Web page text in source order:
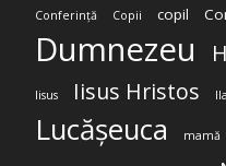
Conferință Copii copil
Dumnezeu
Iisus Iisus Hristos
Lucășeuca mamă